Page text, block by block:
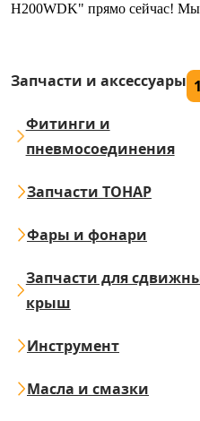
H200WDK" прямо сейчас!
Запчасти и аксессуары
Фитинги и
пневмосоединения
Запчасти ТОНАР
Фары и фонари
Запчасти для
крыш
Инструмент
Масла и смазки